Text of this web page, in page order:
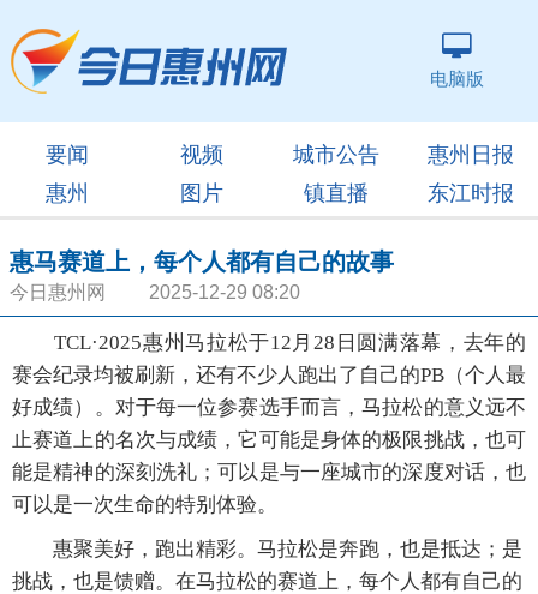
电脑版
要闻 视频 城市公告
惠州日报
惠州
图片 镇直播 东江时报
惠马赛道上，每个人都有自己的故事
今日惠州网 2025-12-29 08:20
TCL·2025惠州马拉松于12月28日圆满落幕，去年的
赛会纪录均被刷新，还有不少人跑出了自己的PB（个人最
好成绩）。对于每一位参赛选手而言，马拉松的意义远不
止赛道上的名次与成绩，它可能是身体的极限挑战，也可
能是精神的深刻洗礼；可以是与一座城市的深度对话，也
可以是一次生命的特别体验。
惠聚美好，跑出精彩。马拉松是奔跑，也是抵达；是
挑战，也是馈赠。在马拉松的赛道上，每个人都有自己的